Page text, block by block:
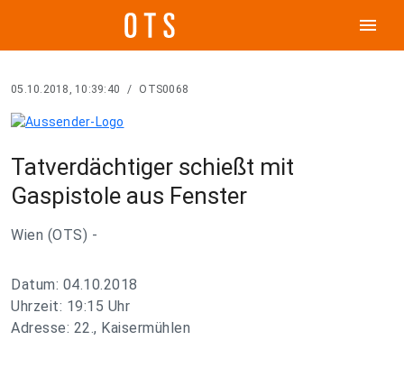
menu
05.10.2018, 10:39:40 / OTS0068
Tatverdächtiger schießt mit
Gaspistole aus Fenster
Wien (OTS) -
Datum: 04.10.2018
Uhrzeit: 19:15 Uhr
Adresse: 22., Kaisermühlen